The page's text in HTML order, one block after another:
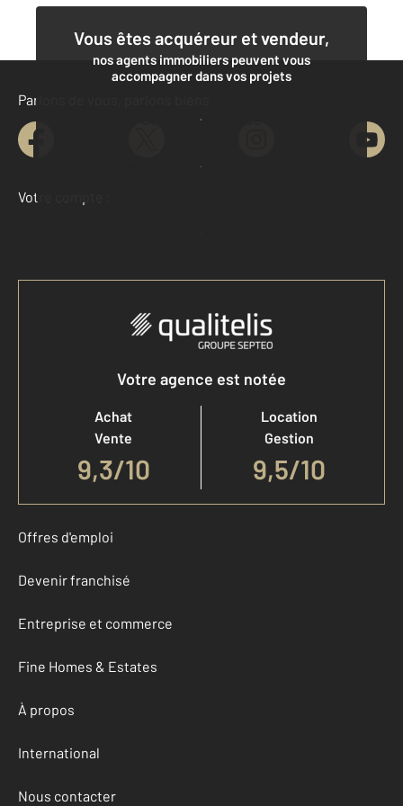
Vous êtes acquéreur et vendeur,
nos agents immobiliers peuvent vous
accompagner dans vos projets
Contacter l'agence
Demander une estimation
Parlons de vous, parlons biens
Votre compte :
Accéder à mon compte
Votre agence est notée
Achat
Vente
9,3/10
Location
Gestion
9,5/10
Offres d'emploi
Devenir franchisé
Entreprise et commerce
Fine Homes & Estates
À propos
International
Nous contacter